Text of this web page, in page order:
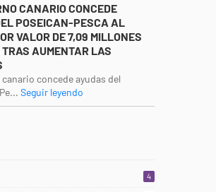
CANARIO CONCEDE
POSEICAN-PESCA AL
VALOR DE 7,09 MILLONES
TRAS AUMENTAR LAS
concede ayudas del
Seguir leyendo
4